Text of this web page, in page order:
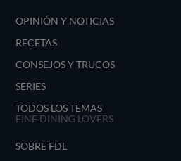
OPINIÓN Y NOTICIAS
RECETAS
CONSEJOS Y TRUCOS
SERIES
TODOS LOS TEMAS
FINE DINING LOVERS
SOBRE FDL